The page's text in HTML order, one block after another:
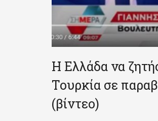
Η Ελλάδα να
Τουρκία σε
(βίντεο)